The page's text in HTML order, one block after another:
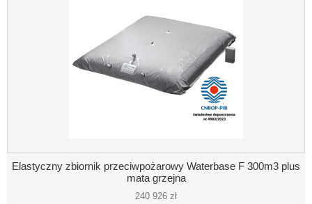
Elastyczny zbiornik przeciwpożarowy Waterbase F 300m3 plus
mata grzejna
240 926 zł